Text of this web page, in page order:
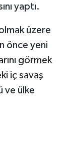
yaptı.
üzere
önce yeni
görmek
iç savaş
ve ülke